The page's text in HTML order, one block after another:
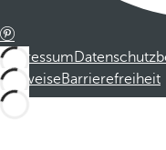
Impressum
HinweiseBarrierefreiheit